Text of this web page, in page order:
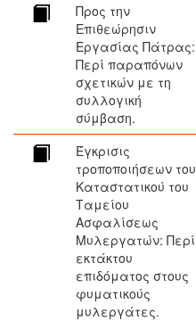
Προς την
Επιθεώρησιν
Εργασίας Πάτρας:
Περί παραπόνων
σχετικών με τη
συλλογική
σύμβαση.
Έγκρισις
τροποποιήσεων του
Καταστατικού του
Ταμείου
Ασφαλίσεως
Μυλεργατών: Περί
εκτάκτου
επιδόματος στους
φυματικούς
μυλεργάτες.